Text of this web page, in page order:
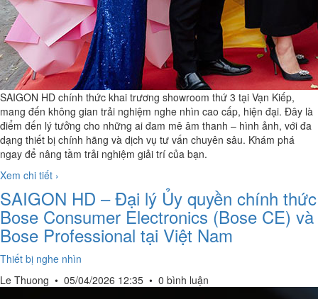
SAIGON HD chính thức khai trương showroom thứ 3 tại Vạn Kiếp,
mang đến không gian trải nghiệm nghe nhìn cao cấp, hiện đại. Đây là
điểm đến lý tưởng cho những ai đam mê âm thanh – hình ảnh, với đa
dạng thiết bị chính hãng và dịch vụ tư vấn chuyên sâu. Khám phá
ngay để nâng tầm trải nghiệm giải trí của bạn.
Xem chi tiết ›
SAIGON HD – Đại lý Ủy quyền chính thức
Bose Consumer Electronics (Bose CE) và
Bose Professional tại Việt Nam
Thiết bị nghe nhìn
Le Thuong • 05/04/2026 12:35 • 0 bình luận